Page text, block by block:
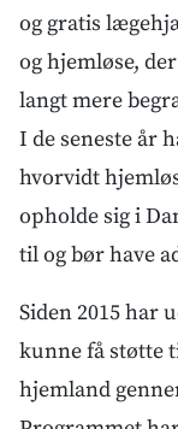
og gratis
og hjemløse,
langt mere
I de seneste år
hvorvidt
opholde sig i
til og bør have
Siden 2015 har
kunne få støtte
hjemland